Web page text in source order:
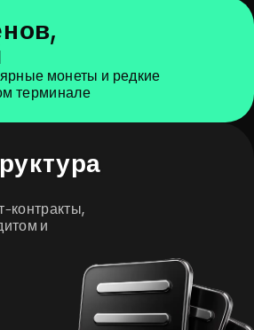
монеты и редкие
терминале
контракты,
и